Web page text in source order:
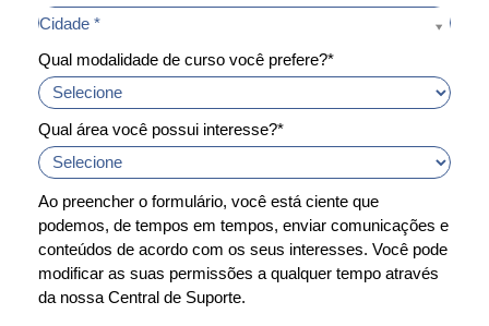
Cidade *
Cidade*
Qual modalidade de curso você prefere?*
Qual área você possui interesse?*
Ao preencher o formulário, você está ciente que
podemos, de tempos em tempos, enviar comunicações e
conteúdos de acordo com os seus interesses. Você pode
modificar as suas permissões a qualquer tempo através
da nossa Central de Suporte.